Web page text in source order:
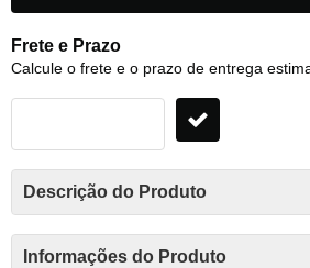
Frete e Prazo
Calcule o frete e o prazo de entrega
Descrição do Produto
Informações do Produto